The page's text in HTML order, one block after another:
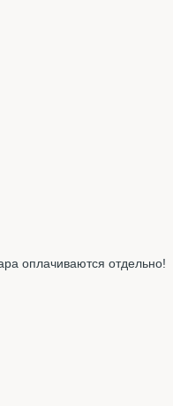
оплачиваются отдельно!